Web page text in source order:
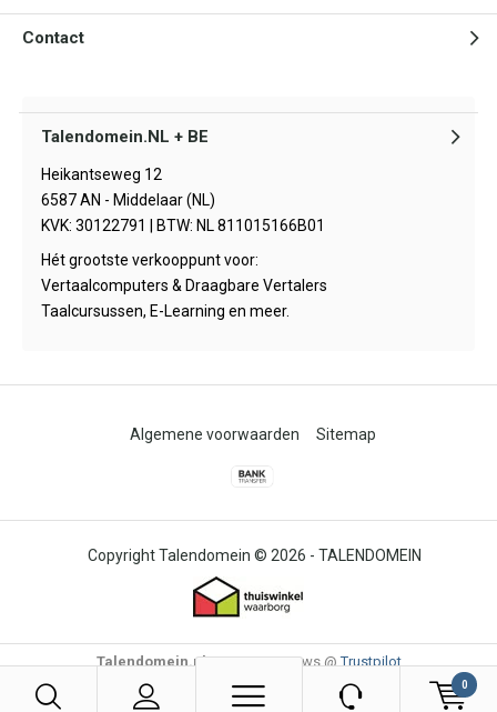
0
Contact
Talendomein.NL + BE
Heikantseweg 12
6587 AN - Middelaar (NL)
KVK: 30122791 | BTW: NL 811015166B01
Hét grootste verkooppunt voor:
Vertaalcomputers & Draagbare Vertalers
Taalcursussen, E-Learning en meer.
© 2026 - TALENDOMEIN
Algemene voorwaarden Sitemap
Talendomein.nl4,6/-85Reviews @Trustpilot